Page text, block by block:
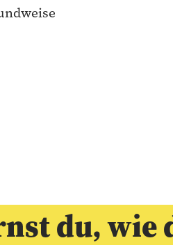
du, wie